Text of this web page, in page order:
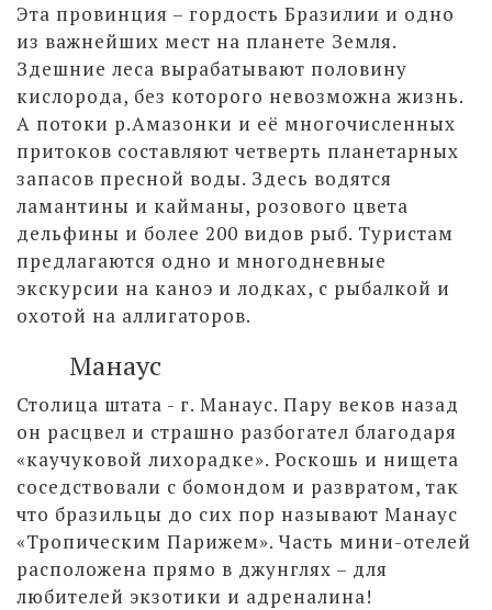
Эта провинция – гордость Бразилии и одно
из важнейших мест на планете Земля.
Здешние леса вырабатывают половину
кислорода, без которого невозможна жизнь.
А потоки р.Амазонки и её многочисленных
притоков составляют четверть планетарных
запасов пресной воды. Здесь водятся
ламантины и кайманы, розового цвета
дельфины и более 200 видов рыб. Туристам
предлагаются одно и многодневные
экскурсии на каноэ и лодках, с рыбалкой и
охотой на аллигаторов.
Манаус
Столица штата - г. Манаус. Пару веков назад
он расцвел и страшно разбогател благодаря
«каучуковой лихорадке». Роскошь и нищета
соседствовали с бомондом и развратом, так
что бразильцы до сих пор называют Манаус
«Тропическим Парижем». Часть мини-отелей
расположена прямо в джунглях – для
любителей экзотики и адреналина!